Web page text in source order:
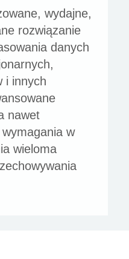
wydajne,
rozwiązanie
danych
i innych
nawet
wymagania w
wieloma